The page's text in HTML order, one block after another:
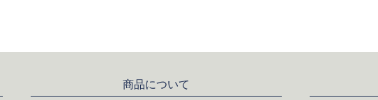
商品について